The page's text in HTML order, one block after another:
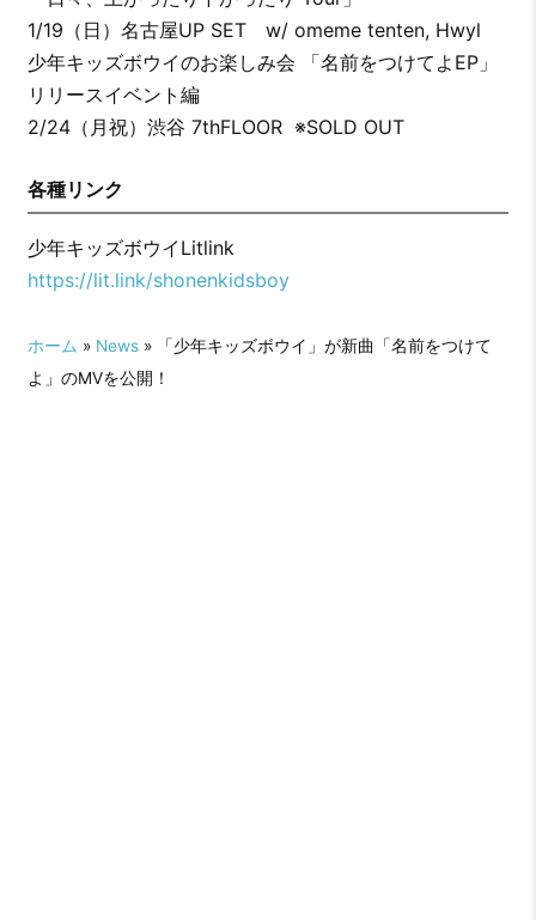
1/19（日）名古屋UP SET w/ omeme tenten, Hwyl
少年キッズボウイのお楽しみ会 「名前をつけてよEP」
リリースイベント編
2/24（月祝）渋谷 7thFLOOR ※SOLD OUT
各種リンク
少年キッズボウイLitlink
https://lit.link/shonenkidsboy
ホーム » News» 「少年キッズボウイ」が新曲「名前をつけて
よ」のMVを公開！